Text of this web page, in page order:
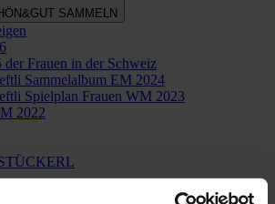
SAMMELN
der Frauen in der Schweiz
Sammelalbum EM 2024
Spielplan Frauen WM 2023
2022